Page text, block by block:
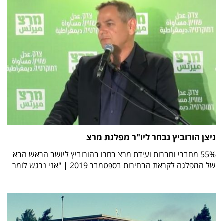
ניצן הורוביץ נבחר ליו"ר מפלגת מרצ
55% מחברי וחברות ועידת מרצ בחרו בהורוביץ ליושב הראש הבא
של המפלגה לקראת הבחירות בספטמבר 2019 | "אני נרגש לומר